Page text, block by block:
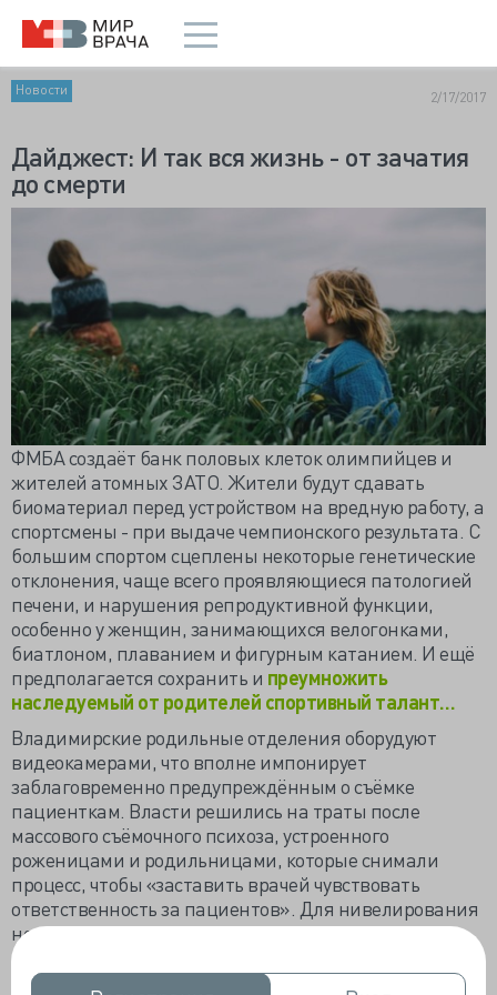
Новости 2/17/2017
Дайджест: И так вся жизнь - от зачатия
до смерти
ФМБА создаёт банк половых клеток олимпийцев и
жителей атомных ЗАТО. Жители будут сдавать
биоматериал перед устройством на вредную работу, а
спортсмены - при выдаче чемпионского результата. С
большим спортом сцеплены некоторые генетические
отклонения, чаще всего проявляющиеся патологией
печени, и нарушения репродуктивной функции,
особенно у женщин, занимающихся велогонками,
биатлоном, плаванием и фигурным катанием. И ещё
предполагается сохранить и преумножить
наследуемый от родителей спортивный талант…
Владимирские родильные отделения оборудуют
видеокамерами, что вполне импонирует
заблаговременно предупреждённым о съёмке
пациенткам. Власти решились на траты после
массового съёмочного психоза, устроенного
роженицами и родильницами, которые снимали
процесс, чтобы «заставить врачей чувствовать
ответственность за пациентов». Для нивелирования
недоверия все родильные залы поставили под
видеоконтроль, а участники процесса
себя немножко актёрами, конечно, хорошими и